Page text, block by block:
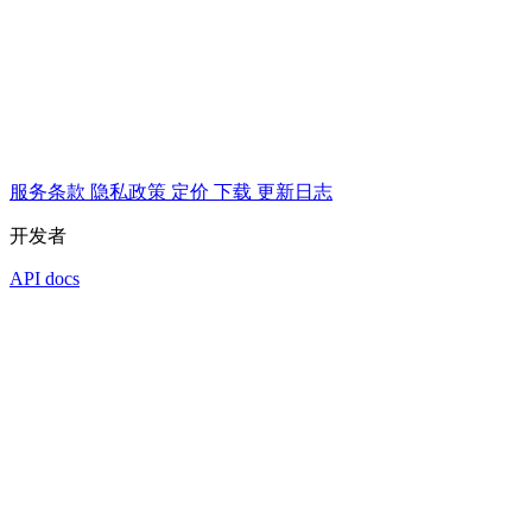
服务条款 隐私政策 定价 下载 更新日志
开发者
API docs